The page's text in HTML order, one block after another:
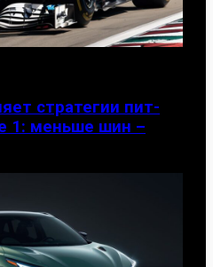
стратегии пит-
1: меньше шин –